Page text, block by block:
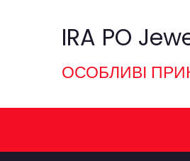
IRA PO
ОСОБЛИВІ